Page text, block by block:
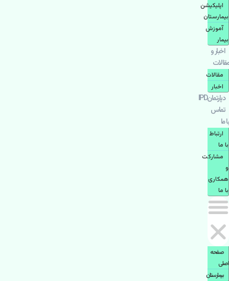
اپليكيشن
بيمارستان
آموزش
بیمار
اخبار و
مقالات
مقالات
اخبار
دپارتمانIPD
تماس
با ما
ارتباط
با ما
مشاركت
و
همكاری
با ما
صفحه
اصلی
بيمارستان